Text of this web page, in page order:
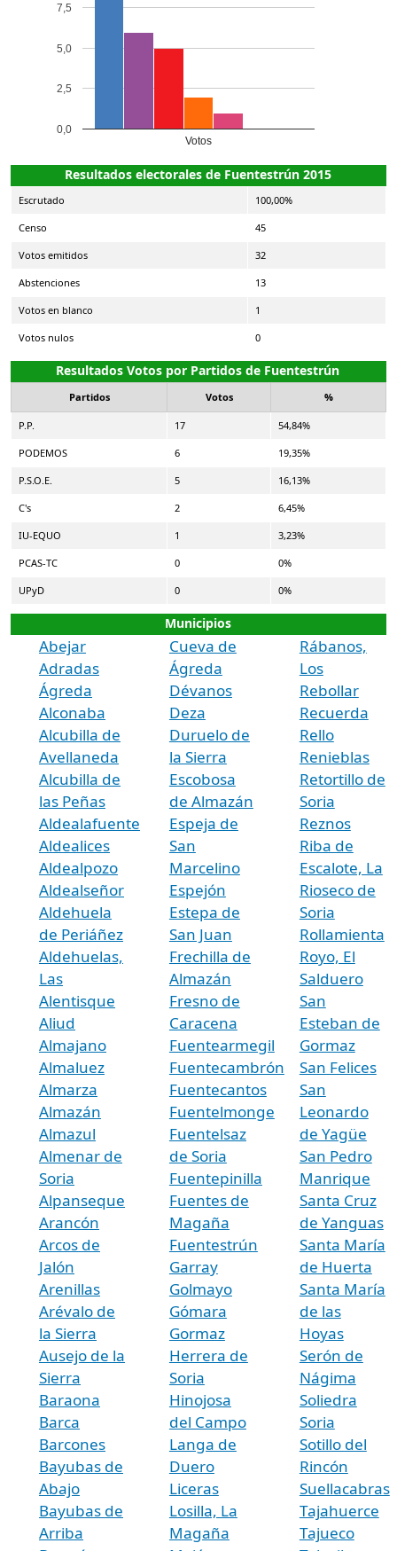
Votos
0,0
2,5
5,0
7,5
Resultados electorales de Fuentestrún 2015
Escrutado 100,00%
Censo 45
Votos emitidos 32
Abstenciones 13
Votos en blanco 1
Votos nulos 0
Resultados Votos por Partidos de Fuentestrún
Partidos Votos %
P.P. 17 54,84%
PODEMOS 6 19,35%
P.S.O.E. 5 16,13%
C's 2 6,45%
IU-EQUO 1 3,23%
PCAS-TC 0 0%
UPyD 0 0%
Municipios
Abejar
Adradas
Ágreda
Alconaba
Alcubilla de
Avellaneda
Alcubilla de
las Peñas
Aldealafuente
Aldealices
Aldealpozo
Aldealseñor
Aldehuela
de Periáñez
Aldehuelas,
Las
Alentisque
Aliud
Almajano
Almaluez
Almarza
Almazán
Almazul
Almenar de
Soria
Alpanseque
Arancón
Arcos de
Jalón
Arenillas
Arévalo de
la Sierra
Ausejo de la
Sierra
Baraona
Barca
Barcones
Bayubas de
Abajo
Bayubas de
Arriba
Cueva de
Ágreda
Dévanos
Deza
Duruelo de
la Sierra
Escobosa
de Almazán
Espeja de
San
Marcelino
Espejón
Estepa de
San Juan
Frechilla de
Almazán
Fresno de
Caracena
Fuentearmegil
Fuentecambrón
Fuentecantos
Fuentelmonge
Fuentelsaz
de Soria
Fuentepinilla
Fuentes de
Magaña
Fuentestrún
Garray
Golmayo
Gómara
Gormaz
Herrera de
Soria
Hinojosa
del Campo
Langa de
Duero
Liceras
Losilla, La
Magaña
Rábanos,
Los
Rebollar
Recuerda
Rello
Renieblas
Retortillo de
Soria
Reznos
Riba de
Escalote, La
Rioseco de
Soria
Rollamienta
Royo, El
Salduero
San
Esteban de
Gormaz
San Felices
San
Leonardo
de Yagüe
San Pedro
Manrique
Santa Cruz
de Yanguas
Santa María
de Huerta
Santa María
de las
Hoyas
Serón de
Nágima
Soliedra
Soria
Sotillo del
Rincón
Suellacabras
Tajahuerce
Tajueco